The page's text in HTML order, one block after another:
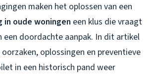
maken het oplossen van een
oude woningen een klus die vraagt
een doordachte aanpak. In dit artikel
oplossingen en preventieve
in een historisch pand weer